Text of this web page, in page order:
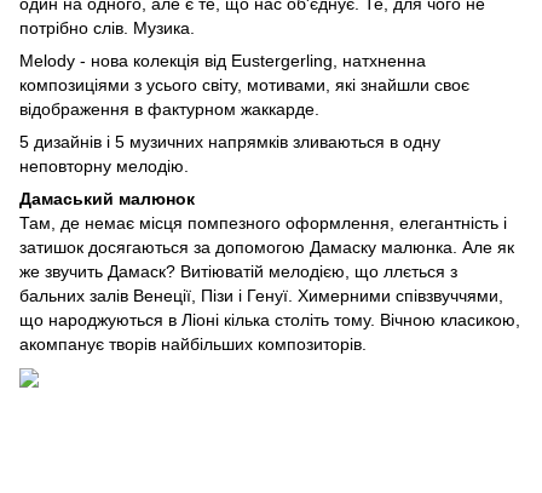
потрібно слів. Музика.
Melody - нова колекція від Eustergerling, натхненна
композиціями з усього світу, мотивами, які знайшли своє
відображення в фактурном жаккарде.
5 дизайнів і 5 музичних напрямків зливаються в одну
неповторну мелодію.
Дамаський малюнок
Там, де немає місця помпезного оформлення, елегантність і
затишок досягаються за допомогою Дамаску малюнка. Але як
же звучить Дамаск? Витіюватій мелодією, що ллється з
бальних залів Венеції, Пізи і Генуї. Химерними співзвуччями,
що народжуються в Ліоні кілька століть тому. Вічною класикою,
акомпанує творів найбільших композиторів.